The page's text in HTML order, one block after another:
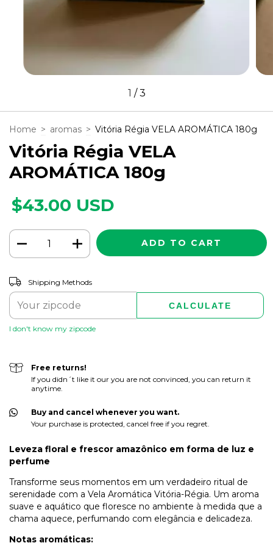
1 /3
Home > aromas > Vitória Régia VELA AROMÁTICA 180g
Vitória Régia VELA
AROMÁTICA 180g
$43.00 USD
Shipping for zipcode:
Shipping Methods
CALCULATE
I don't know my zipcode
Free returns!
If you didn´t like it our you are not convinced, you can return it
anytime.
Buy and cancel whenever you want.
Your purchase is protected, cancel free if you regret.
Leveza floral e frescor amazônico em forma de luz e
perfume
Transforme seus momentos em um verdadeiro ritual de
serenidade com a Vela Aromática Vitória-Régia. Um aroma
suave e aquático que floresce no ambiente à medida que a
chama aquece, perfumando com elegância e delicadeza.
Notas aromáticas: